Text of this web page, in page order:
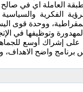
الفكرية
الوطنية، الديمقراطية،
وتوظيفها في
وما تؤكده الفقرة رقم 327- العمل